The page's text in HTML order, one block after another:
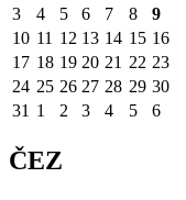
3
4 5 6 7 8
9
10 11 12 13 14 15 16
17 18 19 20 21 22 23
24 25 26 27 28 29 30
31 1 2 3 4 5 6
ČEZ